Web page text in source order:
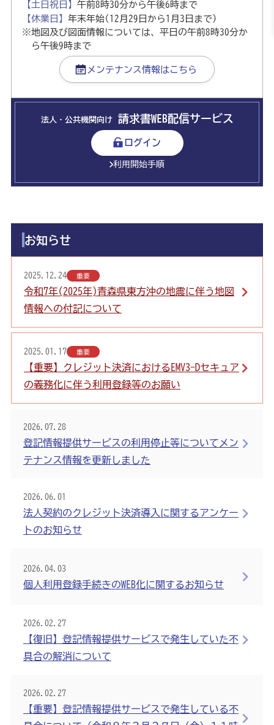
【土日祝日】 午前8時30分から午後6時まで
【休業日】 年末年始(12月29日から1月3日まで)
※地図及び図面情報については、平日の午前8時30分か
ら午後9時まで
メンテナンス情報はこちら
法人・公共機関向け請求書WEB配信サービス
ログイン
利用開始手順
お知らせ
2025.12.24 重要
令和7年(2025年)青森県東方沖の地震に伴う地図
情報への付記について
2025.01.17 重要
【重要】クレジット決済におけるEMV3-Dセキュア
の義務化に伴う利用登録等のお願い
2026.07.28
登記情報提供サービスの利用停止等についてメン
テナンス情報を更新しました
2026.06.01
法人契約のクレジット決済導入に関するアンケー
トのお知らせ
2026.04.03
個人利用登録手続きのWEB化に関するお知らせ
2026.02.27
【復旧】登記情報提供サービスで発生していた不
具合の解消について
2026.02.27
【重要】登記情報提供サービスで発生している不